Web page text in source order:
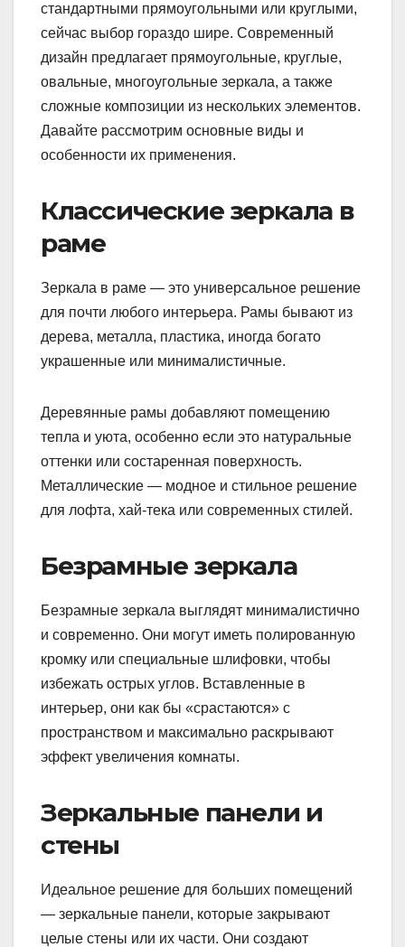
стандартными прямоугольными или круглыми,
сейчас выбор гораздо шире. Современный
дизайн предлагает прямоугольные, круглые,
овальные, многоугольные зеркала, а также
сложные композиции из нескольких элементов.
Давайте рассмотрим основные виды и
особенности их применения.
Классические зеркала в
раме
Зеркала в раме — это универсальное решение
для почти любого интерьера. Рамы бывают из
дерева, металла, пластика, иногда богато
украшенные или минималистичные.
Деревянные рамы добавляют помещению
тепла и уюта, особенно если это натуральные
оттенки или состаренная поверхность.
Металлические — модное и стильное решение
для лофта, хай-тека или современных стилей.
Безрамные зеркала
Безрамные зеркала выглядят минималистично
и современно. Они могут иметь полированную
кромку или специальные шлифовки, чтобы
избежать острых углов. Вставленные в
интерьер, они как бы «срастаются» с
пространством и максимально раскрывают
эффект увеличения комнаты.
Зеркальные панели и
стены
Идеальное решение для больших помещений
— зеркальные панели, которые закрывают
целые стены или их части. Они создают